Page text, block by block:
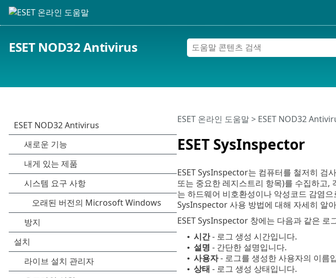
ESET NOD32 Antivirus
ESET SysInspector
ESET 온라인 도움말> ESET NOD32
ESET SysInspector는 컴퓨터를 철저히 검
또는 중요한 레지스트리 항목)를 수집하고,
는 하드웨어 비호환성이나 악성코드 감염
SysInspector 사용 방법에 대해 자세히 알
ESET SysInspector 창에는 다음과 같은 로
• 시간- 로그 생성 시간입니다.
• 설명 - 간단한 설명입니다.
• 사용자- 로그를 생성한 사용자의 이름
• 상태 - 로그 생성 상태입니다.